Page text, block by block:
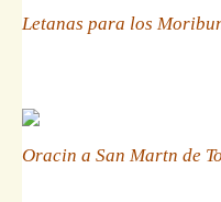
Letanas para los
Oracin a San Martn de